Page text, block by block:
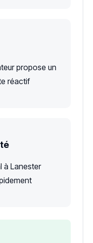
propose un
réactif
à Lanester